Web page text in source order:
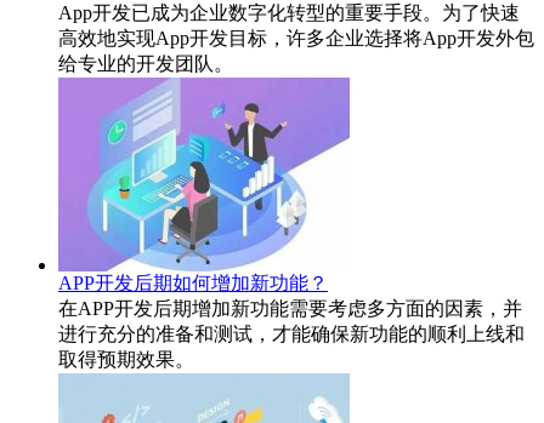
App开发已成为企业数字化转型的重要手段。为了快速
高效地实现App开发目标，许多企业选择将App开发外包
给专业的开发团队。
APP开发后期如何增加新功能？
在APP开发后期增加新功能需要考虑多方面的因素，并
进行充分的准备和测试，才能确保新功能的顺利上线和
取得预期效果。